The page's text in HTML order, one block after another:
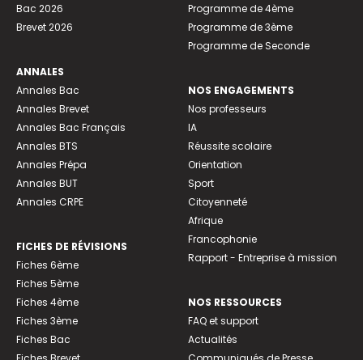
Bac 2026
Brevet 2026
ANNALES
Annales Bac
Annales Brevet
Annales Bac Français
Annales BTS
Annales Prépa
Annales BUT
Annales CRPE
FICHES DE RÉVISIONS
Fiches 6ème
Fiches 5ème
Fiches 4ème
Fiches 3ème
Fiches Bac
Programme de 4ème
Programme de 3ème
Programme de Seconde
NOS ENGAGEMENTS
Nos professeurs
IA
Réussite scolaire
Orientation
Sport
Citoyenneté
Afrique
Francophonie
Rapport - Entreprise à mission
NOS RESSOURCES
FAQ et support
Actualités